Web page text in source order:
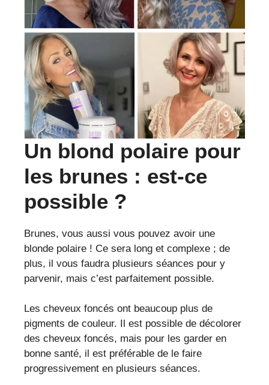
Un blond polaire pour
les brunes : est-ce
possible ?
Brunes, vous aussi vous pouvez avoir une
blonde polaire ! Ce sera long et complexe ; de
plus, il vous faudra plusieurs séances pour y
parvenir, mais c’est parfaitement possible.
Les cheveux foncés ont beaucoup plus de
pigments de couleur. Il est possible de décolorer
des cheveux foncés, mais pour les garder en
bonne santé, il est préférable de le faire
progressivement en plusieurs séances.